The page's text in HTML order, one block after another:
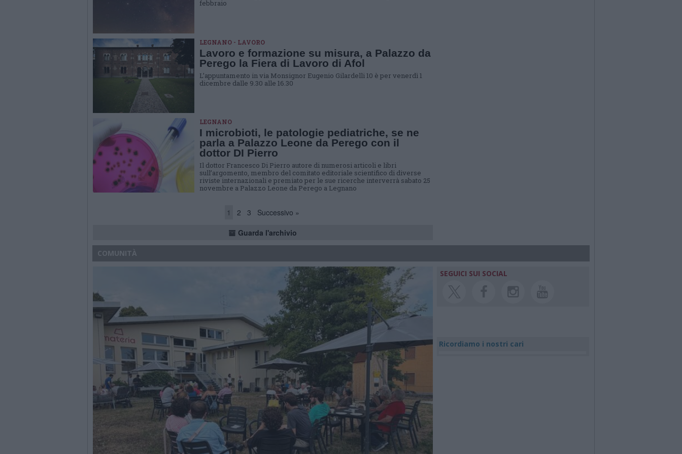
febbraio
LEGNANO - LAVORO
Lavoro e formazione su misura, a Palazzo da
Perego la Fiera di Lavoro di Afol
L’appuntamento in via Monsignor Eugenio Gilardelli 10 è per venerdì 1
dicembre dalle 9.30 alle 16.30
LEGNANO
I microbioti, le patologie pediatriche, se ne
parla a Palazzo Leone da Perego con il
dottor DI Pierro
Il dottor Francesco Di Pierro autore di numerosi articoli e libri
sull’argomento, membro del comitato editoriale scientifico di diverse
riviste internazionali e premiato per le sue ricerche interverrà sabato 25
novembre a Palazzo Leone da Perego a Legnano
1 2 3
Successivo »
Guarda l'archivio
COMUNITÀ
SEGUICI SUI SOCIAL
Ricordiamo i nostri cari